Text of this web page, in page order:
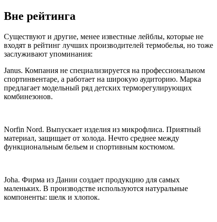
Вне рейтинга
Существуют и другие, менее известные лейблы, которые не
входят в рейтинг лучших производителей термобелья, но тоже
заслуживают упоминания:
Janus. Компания не специализируется на профессиональном
спортинвентаре, а работает на широкую аудиторию. Марка
предлагает модельный ряд детских терморегулирующих
комбинезонов.
Norfin Nord. Выпускает изделия из микрофлиса. Приятный
материал, защищает от холода. Нечто среднее между
функциональным бельем и спортивным костюмом.
Joha. Фирма из Дании создает продукцию для самых
маленьких. В производстве используются натуральные
компоненты: шелк и хлопок.